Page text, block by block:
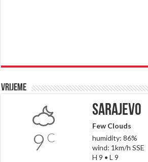
Vrijeme
9 C
Sarajevo
Few Clouds
humidity: 86%
wind: 1km/h SSE
H 9 • L 9